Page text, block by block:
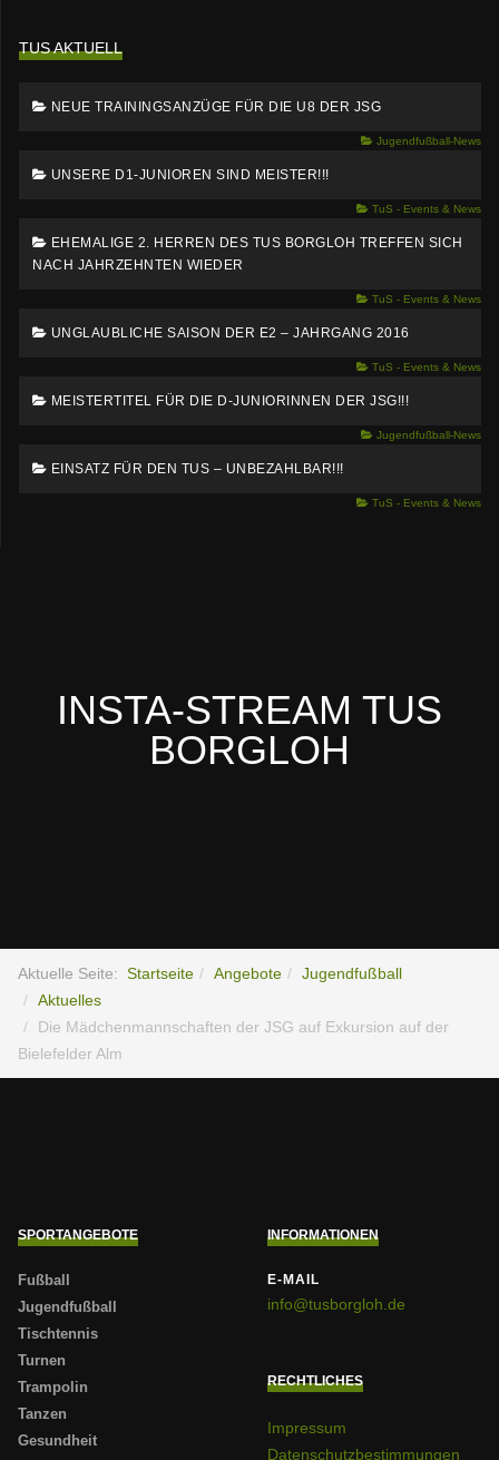
TUS AKTUELL
NEUE TRAININGSANZÜGE FÜR DIE U8 DER JSG
Jugendfußball-News
UNSERE D1-JUNIOREN SIND MEISTER!!!
TuS - Events & News
EHEMALIGE 2. HERREN DES TUS BORGLOH TREFFEN SICH
NACH JAHRZEHNTEN WIEDER
TuS - Events & News
UNGLAUBLICHE SAISON DER E2 – JAHRGANG 2016
TuS - Events & News
MEISTERTITEL FÜR DIE D-JUNIORINNEN DER JSG!!!
Jugendfußball-News
EINSATZ FÜR DEN TUS – UNBEZAHLBAR!!!
TuS - Events & News
INSTA-STREAM TUS
BORGLOH
Aktuelle Seite: Startseite Angebote
Jugendfußball
Aktuelles
Die Mädchenmannschaften der JSG auf Exkursion auf der
Bielefelder Alm
SPORTANGEBOTE
Fußball
Jugendfußball
Tischtennis
Turnen
Trampolin
Tanzen
Gesundheit
INFORMATIONEN
E-MAIL
info@tusborgloh.de
RECHTLICHES
Impressum
Datenschutzbestimmungen